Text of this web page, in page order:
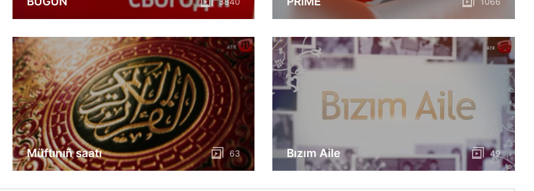
Müftınıñ saatı 63 Bızım Aile 49